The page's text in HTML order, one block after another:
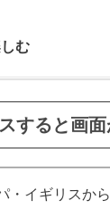
む
すると画
・イギリスか